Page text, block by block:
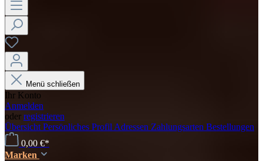
Menü schließen
Ihr Konto
Anmelden
oder registrieren
Übersicht Persönliches Profil Adressen Zahlungsarten Bestellungen
0,00 €*
Marken